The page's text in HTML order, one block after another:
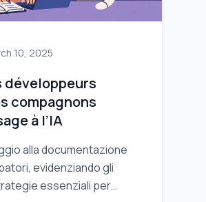
10, 2025
développeurs
compagnons
à l’IA
alla documentazione
evidenziando gli
essenziali per